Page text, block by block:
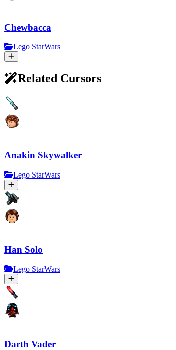
Chewbacca
Lego StarWars
Related Cursors
Anakin Skywalker
Lego StarWars
Han Solo
Lego StarWars
Darth Vader